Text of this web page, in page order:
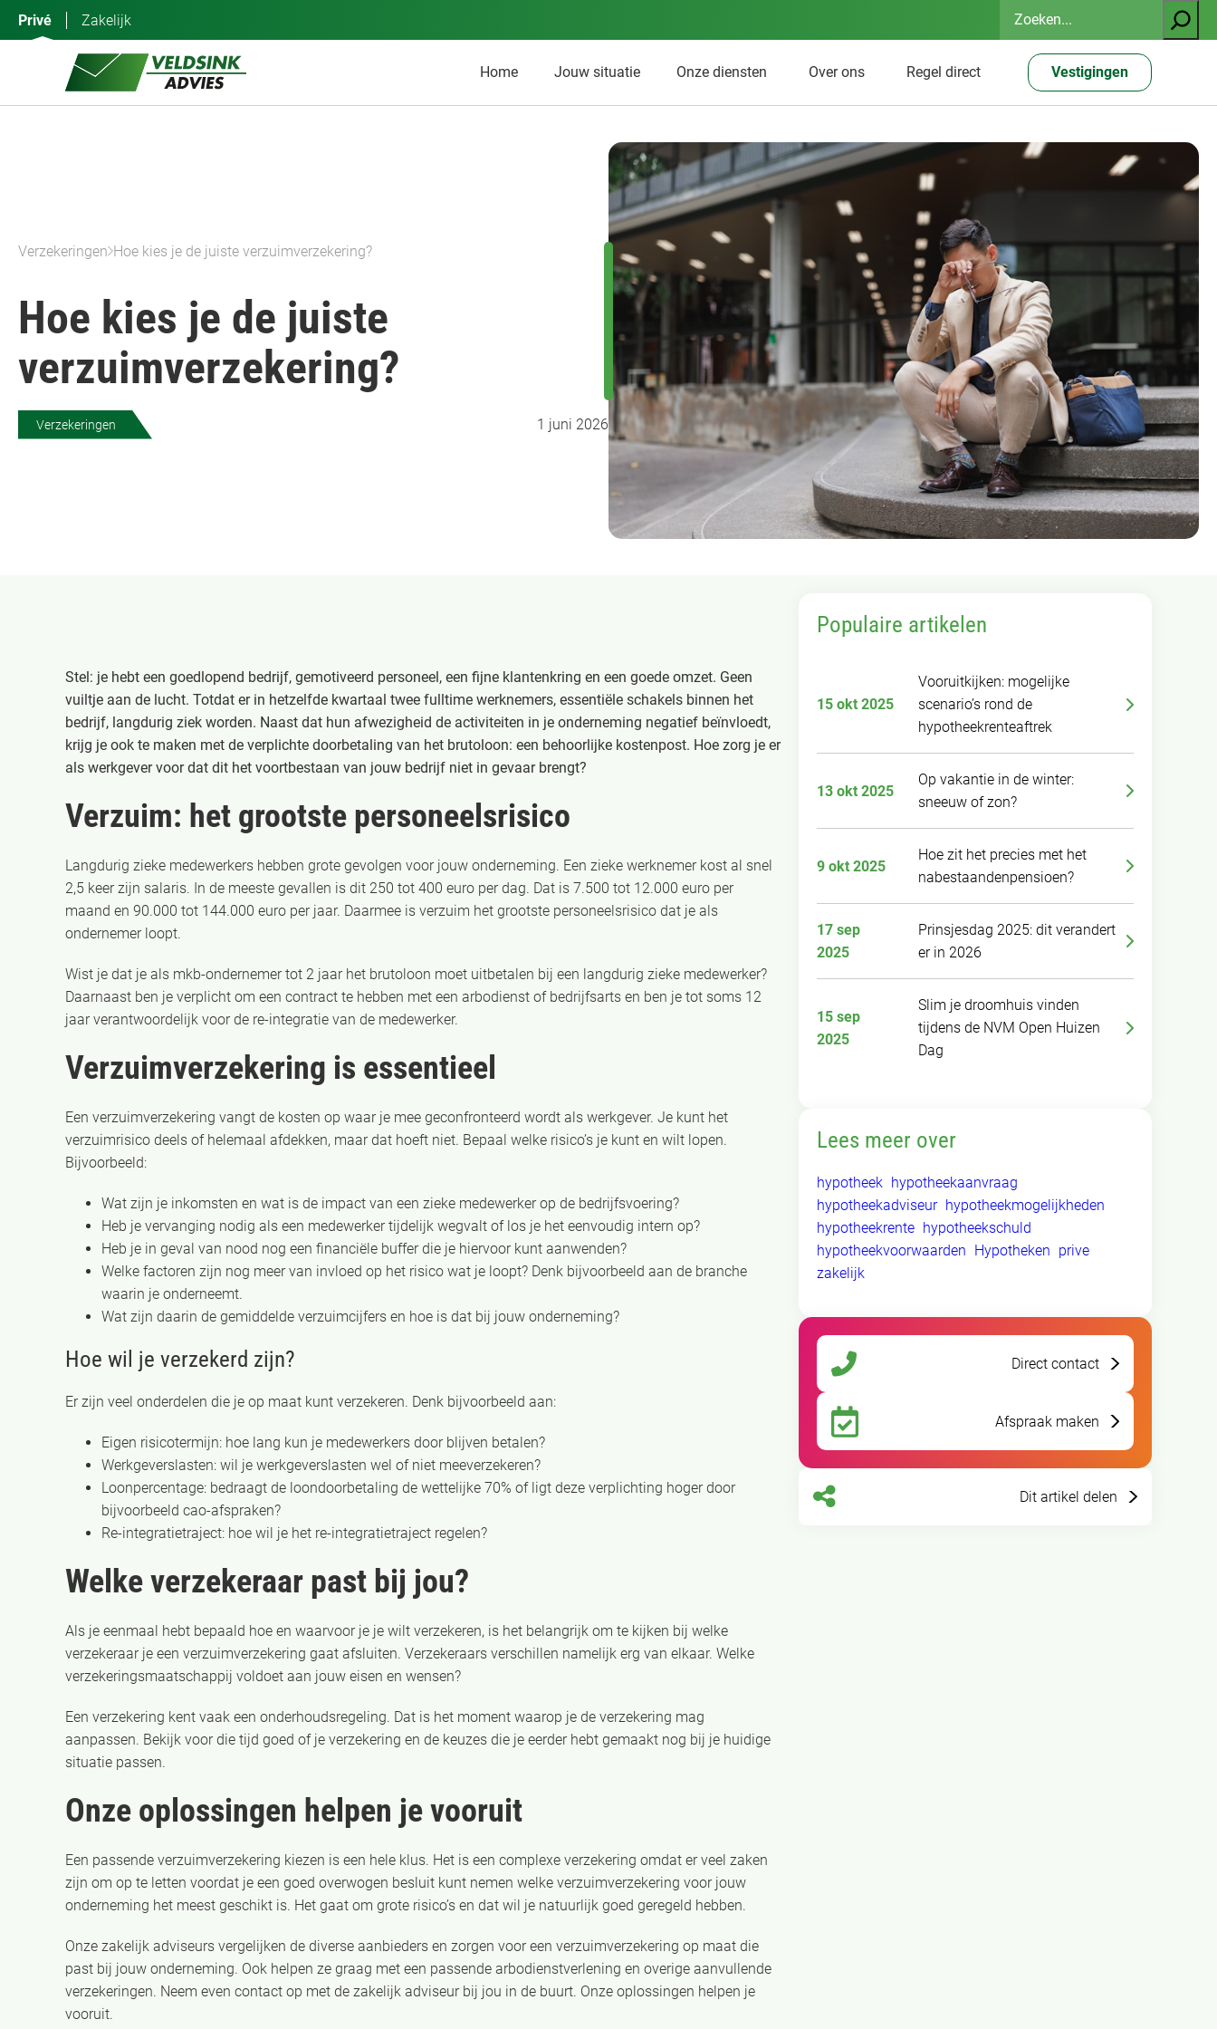
Privé Zakelijk
Zoeken
Home Jouw situatie Onze diensten Over ons Regel direct Vestigingen
Verzekeringen Hoe kies je de juiste verzuimverzekering?
Hoe kies je de juiste
verzuimverzekering?
Verzekeringen 1 juni 2026
Stel: je hebt een goedlopend bedrijf, gemotiveerd personeel, een fijne klantenkring en een goede omzet. Geen
vuiltje aan de lucht. Totdat er in hetzelfde kwartaal twee fulltime werknemers, essentiële schakels binnen het
bedrijf, langdurig ziek worden. Naast dat hun afwezigheid de activiteiten in je onderneming negatief beïnvloedt,
krijg je ook te maken met de verplichte doorbetaling van het brutoloon: een behoorlijke kostenpost. Hoe zorg je er
als werkgever voor dat dit het voortbestaan van jouw bedrijf niet in gevaar brengt?
Verzuim: het grootste personeelsrisico
Langdurig zieke medewerkers hebben grote gevolgen voor jouw onderneming. Een zieke werknemer kost al snel
2,5 keer zijn salaris. In de meeste gevallen is dit 250 tot 400 euro per dag. Dat is 7.500 tot 12.000 euro per
maand en 90.000 tot 144.000 euro per jaar. Daarmee is verzuim het grootste personeelsrisico dat je als
ondernemer loopt.
Wist je dat je als mkb-ondernemer tot 2 jaar het brutoloon moet uitbetalen bij een langdurig zieke medewerker?
Daarnaast ben je verplicht om een contract te hebben met een arbodienst of bedrijfsarts en ben je tot soms 12
jaar verantwoordelijk voor de re-integratie van de medewerker.
Verzuimverzekering is essentieel
Een verzuimverzekering vangt de kosten op waar je mee geconfronteerd wordt als werkgever. Je kunt het
verzuimrisico deels of helemaal afdekken, maar dat hoeft niet. Bepaal welke risico’s je kunt en wilt lopen.
Bijvoorbeeld:
Wat zijn je inkomsten en wat is de impact van een zieke medewerker op de bedrijfsvoering?
Heb je vervanging nodig als een medewerker tijdelijk wegvalt of los je het eenvoudig intern op?
Heb je in geval van nood nog een financiële buffer die je hiervoor kunt aanwenden?
Welke factoren zijn nog meer van invloed op het risico wat je loopt? Denk bijvoorbeeld aan de branche
waarin je onderneemt.
Wat zijn daarin de gemiddelde verzuimcijfers en hoe is dat bij jouw onderneming?
Hoe wil je verzekerd zijn?
Er zijn veel onderdelen die je op maat kunt verzekeren. Denk bijvoorbeeld aan:
Eigen risicotermijn: hoe lang kun je medewerkers door blijven betalen?
Werkgeverslasten: wil je werkgeverslasten wel of niet meeverzekeren?
Loonpercentage: bedraagt de loondoorbetaling de wettelijke 70% of ligt deze verplichting hoger door
bijvoorbeeld cao-afspraken?
Re-integratietraject: hoe wil je het re-integratietraject regelen?
Welke verzekeraar past bij jou?
Als je eenmaal hebt bepaald hoe en waarvoor je je wilt verzekeren, is het belangrijk om te kijken bij welke
verzekeraar je een verzuimverzekering gaat afsluiten. Verzekeraars verschillen namelijk erg van elkaar. Welke
verzekeringsmaatschappij voldoet aan jouw eisen en wensen?
Een verzekering kent vaak een onderhoudsregeling. Dat is het moment waarop je de verzekering mag
aanpassen. Bekijk voor die tijd goed of je verzekering en de keuzes die je eerder hebt gemaakt nog bij je huidige
situatie passen.
Onze oplossingen helpen je vooruit
Een passende verzuimverzekering kiezen is een hele klus. Het is een complexe verzekering omdat er veel zaken
zijn om op te letten voordat je een goed overwogen besluit kunt nemen welke verzuimverzekering voor jouw
onderneming het meest geschikt is. Het gaat om grote risico’s en dat wil je natuurlijk goed geregeld hebben.
Onze zakelijk adviseurs vergelijken de diverse aanbieders en zorgen voor een verzuimverzekering op maat die
past bij jouw onderneming. Ook helpen ze graag met een passende arbodienstverlening en overige aanvullende
verzekeringen. Neem even contact op met de zakelijk adviseur bij jou in de buurt. Onze oplossingen helpen je
vooruit.
Populaire artikelen
15 okt 2025
Vooruitkijken: mogelijke
scenario’s rond de
hypotheekrenteaftrek
13 okt 2025
Op vakantie in de winter:
sneeuw of zon?
9 okt 2025
Hoe zit het precies met het
nabestaandenpensioen?
17 sep
2025
Prinsjesdag 2025: dit verandert
er in 2026
15 sep
2025
Slim je droomhuis vinden
tijdens de NVM Open Huizen
Dag
Lees meer over
hypotheek hypotheekaanvraag
hypotheekadviseur hypotheekmogelijkheden
hypotheekrente hypotheekschuld
hypotheekvoorwaarden Hypotheken prive
zakelijk
Direct contact
Afspraak maken
Dit artikel delen